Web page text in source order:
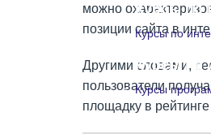
Курсы по
Курсы по
Курсы по
Курсы
можно
позиции сайта в
Другими словами,
пользователи
площадку в